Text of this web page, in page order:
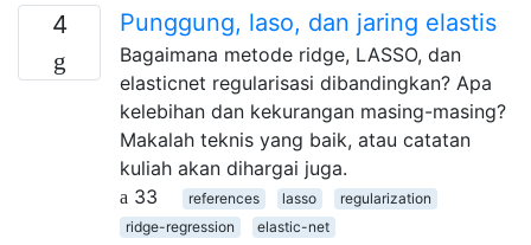
4 Punggung, laso, dan jaring elastis
Bagaimana metode ridge, LASSO, dan
elasticnet regularisasi dibandingkan? Apa
kelebihan dan kekurangan masing-masing?
Makalah teknis yang baik, atau catatan
kuliah akan dihargai juga.
33
references lasso
regularization
ridge-regression
elastic-net